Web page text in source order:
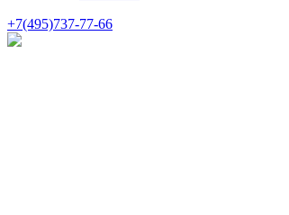
+7(495)737-77-66